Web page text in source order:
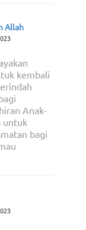
Allah
kembali
Anak-
untuk
bagi